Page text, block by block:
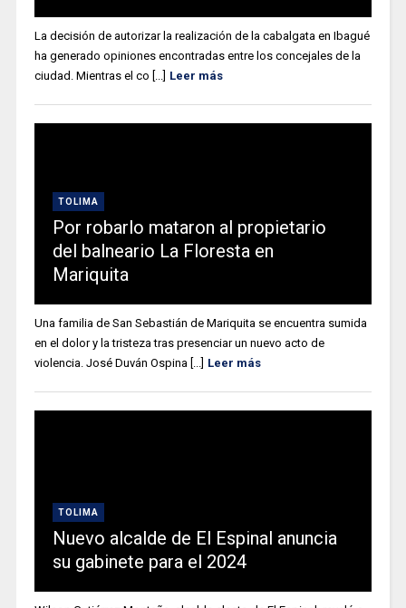
La decisión de autorizar la realización de la cabalgata en Ibagué
ha generado opiniones encontradas entre los concejales de la
ciudad. Mientras el co [...] Leer más
TOLIMA
Por robarlo mataron al propietario
del balneario La Floresta en
Mariquita
Una familia de San Sebastián de Mariquita se encuentra sumida
en el dolor y la tristeza tras presenciar un nuevo acto de
violencia. José Duván Ospina [...] Leer más
TOLIMA
Nuevo alcalde de El Espinal anuncia
su gabinete para el 2024